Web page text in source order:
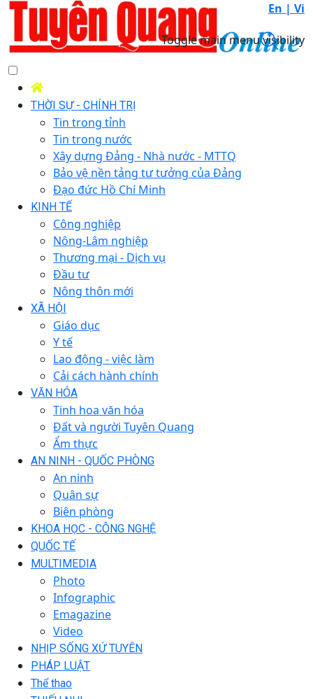
En | Vi
Toggle main menu visibility
THỜI SỰ - CHÍNH TRỊ
Tin trong tỉnh
Tin trong nước
Xây dựng Đảng - Nhà nước - MTTQ
Bảo vệ nền tảng tư tưởng của Đảng
Đạo đức Hồ Chí Minh
KINH TẾ
Công nghiệp
Nông-Lâm nghiệp
Thương mại - Dịch vụ
Đầu tư
Nông thôn mới
XÃ HỘI
Giáo dục
Y tế
Lao động - việc làm
Cải cách hành chính
VĂN HÓA
Tinh hoa văn hóa
Đất và người Tuyên Quang
Ẩm thực
AN NINH - QUỐC PHÒNG
An ninh
Quân sự
Biên phòng
KHOA HỌC - CÔNG NGHỆ
QUỐC TẾ
MULTIMEDIA
Photo
Infographic
Emagazine
Video
NHỊP SỐNG XỨ TUYÊN
PHÁP LUẬT
Thể thao